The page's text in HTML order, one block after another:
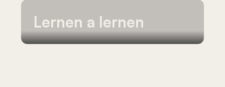
Lernen a lernen